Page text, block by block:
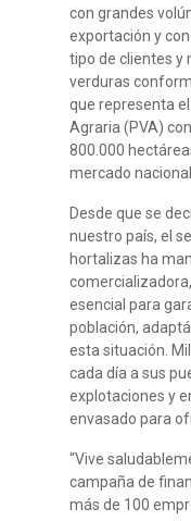
con grandes
exportación y
tipo de clientes y
verduras
que representa
Agraria (PVA)
800.000
mercado
Desde que se
nuestro país, el
hortalizas ha
esencial para
población,
esta situación.
cada día a sus
explotaciones y
envasado para
“Vive
campaña de
más de 100